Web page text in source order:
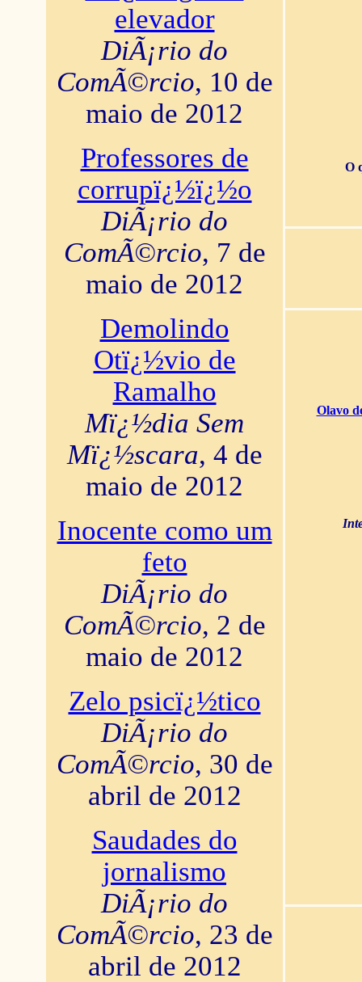
elevador
DiÃ¡rio do
ComÃ©rcio, 10 de
maio de 2012
Professores de
corrupï¿½ï¿½o
DiÃ¡rio do
ComÃ©rcio, 7 de
maio de 2012
Demolindo
Otï¿½vio de
Ramalho
Mï¿½dia Sem
Mï¿½scara, 4 de
maio de 2012
Inocente como um
feto
DiÃ¡rio do
ComÃ©rcio, 2 de
maio de 2012
Zelo psicï¿½tico
DiÃ¡rio do
ComÃ©rcio, 30 de
abril de 2012
Saudades do
jornalismo
DiÃ¡rio do
ComÃ©rcio, 23 de
abril de 2012
O
Olavo